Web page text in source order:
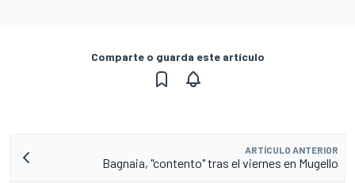
Comparte o guarda este artículo
ARTÍCULO ANTERIOR
Bagnaia, "contento" tras el viernes en Mugello